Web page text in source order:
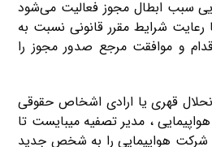
سبب ابطال مجوز فعالیت می‌شود
رعایت شرایط مقرر قانونی نسبت به
و موافقت مرجع صدور مجوز را
قهری یا ارادی اشخاص حقوقی
، مدیر تصفیه میبایست تا
هواپیمایی را به شخص جدید